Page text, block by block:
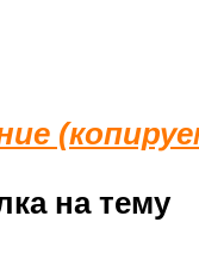
на тему